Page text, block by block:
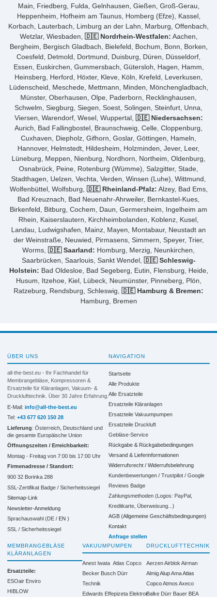
Main, Friedberg, Fulda, Gelnhausen, Gießen, Groß-Gerau,
Heppenheim, Hofheim am Taunus, Homberg (Efze), Kassel,
Korbach, Lauterbach, Limburg an der Lahn, Marburg, Offenbach,
Wetzlar, Wiesbaden, 🇩🇪 Nordrhein-Westfalen: Aachen,
Bergheim, Bergisch Gladbach, Bielefeld, Bochum, Bonn, Borken,
Coesfeld, Detmold, Dortmund, Duisburg, Düren, Düsseldorf,
Essen, Euskirchen, Gummersbach, Gütersloh, Hagen, Hamm,
Heinsberg, Herford, Höxter, Kleve, Köln, Krefeld, Leverkusen,
Lüdenscheid, Meschede, Mettmann, Minden, Mönchengladbach,
Münster, Oberhausen, Olpe, Paderborn, Recklinghausen,
Schwelm, Siegburg, Siegen, Soest, Solingen, Steinfurt, Unna,
Viersen, Warendorf, Wesel, Wuppertal, 🇩🇪 Niedersachsen:
Aurich, Bad Fallingbostel, Braunschweig, Celle, Cloppenburg,
Cuxhaven, Diepholz, Gifhorn, Goslar, Göttingen, Hameln,
Hannover, Helmstedt, Hildesheim, Holzminden, Jever, Leer,
Lüneburg, Meppen, Nienburg, Nordhorn, Northeim, Oldenburg,
Osnabrück, Peine, Rotenburg (Wümme), Salzgitter, Stade,
Stadthagen, Uelzen, Vechta, Verden, Winsen (Luhe), Wittmund,
Wolfenbüttel, Wolfsburg, 🇩🇪 Rheinland-Pfalz: Alzey, Bad Ems,
Bad Kreuznach, Bad Neuenahr-Ahrweiler, Bernkastel-Kues,
Birkenfeld, Bitburg, Cochem, Daun, Germersheim, Ingelheim am
Rhein, Kaiserslautern, Kirchheimbolanden, Koblenz, Kusel,
Landau, Ludwigshafen, Mainz, Mayen, Montabaur, Neustadt an
der Weinstraße, Neuwied, Pirmasens, Simmern, Speyer, Trier,
Worms, 🇩🇪 Saarland: Homburg, Merzig, Neunkirchen,
Saarbrücken, Saarlouis, Sankt Wendel, 🇩🇪 Schleswig-
Holstein: Bad Oldesloe, Bad Segeberg, Eutin, Flensburg, Heide,
Husum, Itzehoe, Kiel, Lübeck, Neumünster, Pinneberg, Plön,
Ratzeburg, Rendsburg, Schleswig, 🇩🇪 Hamburg & Bremen:
Hamburg, Bremen
ÜBER UNS
all-the-best.eu - Ihr Fachhandel für
Membrangebläse, Kompressoren &
Ersatzteile für Kläranlagen, Vakuum- &
Drucklufttechnik. Über 30 Jahre Erfahrung.
E-Mail: info@all-the-best.eu
Tel: +43 677 620 150 28
Lieferung: Österreich, Deutschland und
die gesamte Europäische Union
Öffnungszeiten / Erreichbarkeit:
Montag - Freitag von 7:00 bis 17:00 Uhr
Firmenadresse / Standort:
900 32 Borinka 288
SSL-Zertifikat Badge / Sicherheitssiegel
Sitemap-Link
Newsletter-Anmeldung
Sprachauswahl (DE / EN )
SSL / Sicherheitssiegel
NAVIGATION
Startseite
Alle Produkte
Alle Ersatzteile
Ersatzteile Kläranlagen
Ersatzteile Vakuumpumpen
Ersatzteile Druckluft
Gebläse-Service
Rückgabe & Rückgabebedingungen
Versand & Lieferinformationen
Widerrufsrecht / Widerrufsbelehrung
Kundenbewertungen / Trustpilot / Google
Reviews Badge
Zahlungsmethoden (Logos: PayPal,
Kreditkarte, Überweisung...)
AGB (Allgemeine Geschäftsbedingungen)
Kontakt
Anfrage stellen
MEMBRANGEBLÄSE
KLÄRANLAGEN
Ersatzteile:
ESOair Enviro
HIBLOW
VAKUUMPUMPEN
Anest Iwata Atlas Copco
Becker Busch Dürr
Technik
Edwards Effepizeta Elektror
DRUCKLUFTTECHNIK
AerzenAirblok Airman
Almig Alup Ama Atlas
Copco Atmos Axeco
Balke Dürr Bauer BEA